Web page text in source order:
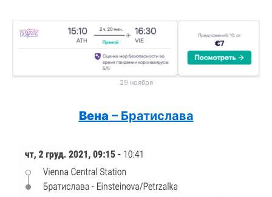
29 ноября
Вена – Братислава